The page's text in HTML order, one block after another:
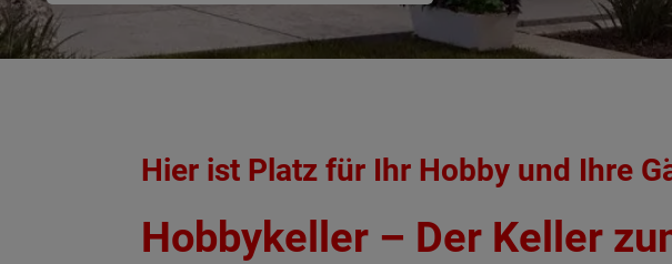
Hier ist Platz für Ihr Hobby und Ihre
Hobbykeller – Der Keller